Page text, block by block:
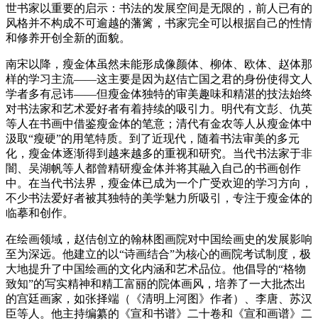
世书家以重要的启示：书法的发展空间是无限的，前人已有的
风格并不构成不可逾越的藩篱，书家完全可以根据自己的性情
和修养开创全新的面貌。
南宋以降，瘦金体虽然未能形成像颜体、柳体、欧体、赵体那
样的学习主流——这主要是因为赵佶亡国之君的身份使得文人
学者多有忌讳——但瘦金体独特的审美趣味和精湛的技法始终
对书法家和艺术爱好者有着持续的吸引力。明代有文彭、仇英
等人在书画中借鉴瘦金体的笔意；清代有金农等人从瘦金体中
汲取“瘦硬”的用笔特质。到了近现代，随着书法审美的多元
化，瘦金体逐渐得到越来越多的重视和研究。当代书法家于非
闇、吴湖帆等人都曾精研瘦金体并将其融入自己的书画创作
中。在当代书法界，瘦金体已成为一个广受欢迎的学习方向，
不少书法爱好者被其独特的美学魅力所吸引，专注于瘦金体的
临摹和创作。
在绘画领域，赵佶创立的翰林图画院对中国绘画史的发展影响
至为深远。他建立的以“诗画结合”为核心的画院考试制度，极
大地提升了中国绘画的文化内涵和艺术品位。他倡导的“格物
致知”的写实精神和精工富丽的院体画风，培养了一大批杰出
的宫廷画家，如张择端（《清明上河图》作者）、李唐、苏汉
臣等人。他主持编纂的《宣和书谱》二十卷和《宣和画谱》二